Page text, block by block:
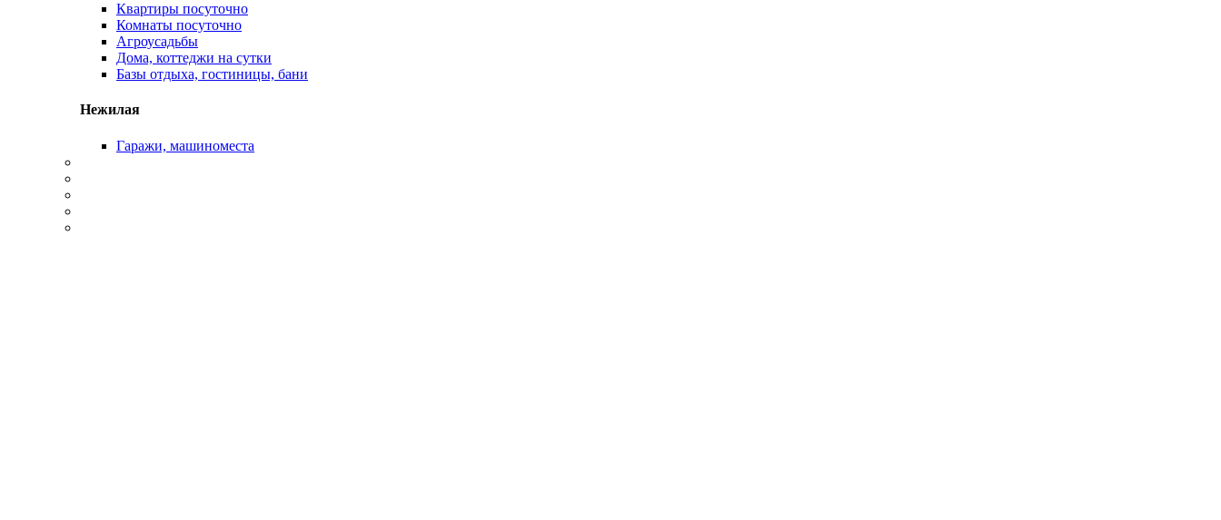
Квартиры посуточно
Комнаты посуточно
Агроусадьбы
Дома, коттеджи на сутки
Базы отдыха, гостиницы, бани
Нежилая
Гаражи, машиноместа